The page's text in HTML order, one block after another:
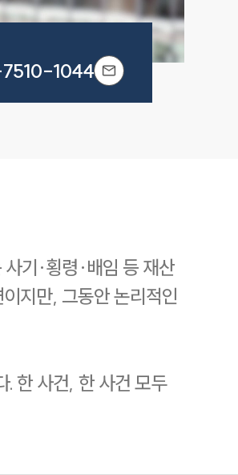
1044
기·횡령·배임 등 재산
지만, 그동안 논리적인
한 사건, 한 사건 모두